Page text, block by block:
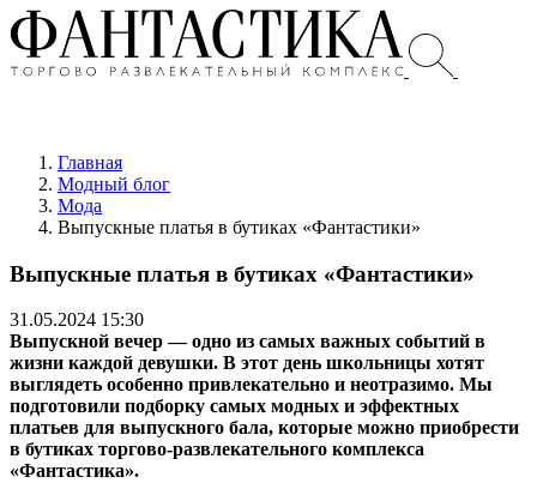
Главная
Модный блог
Мода
Выпускные платья в бутиках «Фантастики»
Выпускные платья в бутиках «Фантастики»
31.05.2024 15:30
Выпускной вечер — одно из самых важных событий в
жизни каждой девушки. В этот день школьницы хотят
выглядеть особенно привлекательно и неотразимо. Мы
подготовили подборку самых модных и эффектных
платьев для выпускного бала, которые можно приобрести
в бутиках торгово-развлекательного комплекса
«Фантастика».